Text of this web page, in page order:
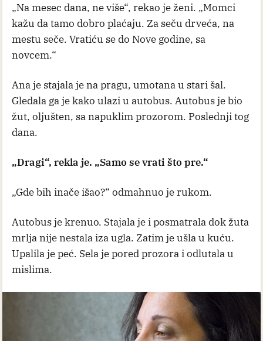
„Na mesec dana, ne više“, rekao je ženi. „Momci
kažu da tamo dobro plaćaju. Za seču drveća, na
mestu seče. Vratiću se do Nove godine, sa
novcem.“
Ana je stajala je na pragu, umotana u stari šal.
Gledala ga je kako ulazi u autobus. Autobus je bio
žut, oljušten, sa napuklim prozorom. Poslednji tog
dana.
„Dragi“, rekla je. „Samo se vrati što pre.“
„Gde bih inače išao?“ odmahnuo je rukom.
Autobus je krenuo. Stajala je i posmatrala dok žuta
mrlja nije nestala iza ugla. Zatim je ušla u kuću.
Upalila je peć. Sela je pored prozora i odlutala u
mislima.